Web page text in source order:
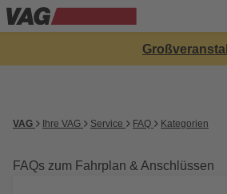
VAG Ihre VAG Service FAQ Kategorien
FAQs zum Fahrplan & Anschlüssen